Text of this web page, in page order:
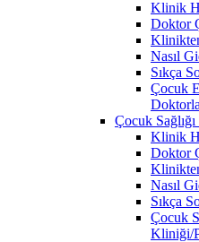
Klinik
Doktor
Nasıl
Sıkça
Çocuk
Çocuk
Klinik
Doktor
Nasıl
Sıkça
Çocuk
Kliniği/